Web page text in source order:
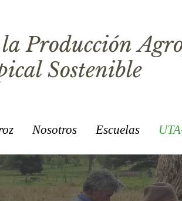
Producción
Sostenible
Nosotros Escuelas